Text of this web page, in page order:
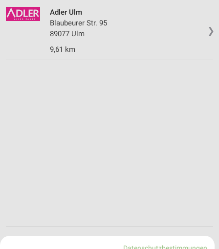
❯
Adler Ulm
Blaubeurer Str. 95
89077 Ulm
9,61 km
Adresse, Öffnungszeiten und Entfernung für